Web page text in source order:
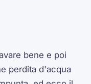
bene e poi
perdita d'acqua